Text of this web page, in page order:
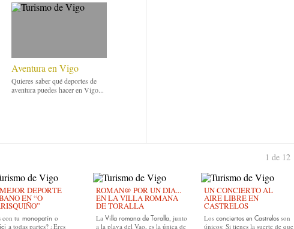
Aventura en Vigo
Quieres saber qué deportes de
aventura puedes hacer en Vigo...
DEPORTE
EN “O
con tu monopatín o
a todas partes? ¿Eres
ROMAN@ POR UN DIA...
EN LA VILLA ROMANA
DE TORALLA
La Villa romana de Toralla, junto
a la playa del Vao, es la única de
UN CONCIERTO AL
AIRE LIBRE EN
CASTRELOS
Los conciertos en Castrelos son
únicos: Si tienes la suerte de que
1 de 12